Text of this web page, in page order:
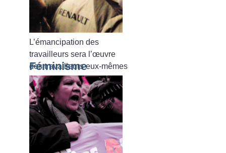
L’émancipation des
travailleurs sera l’œuvre
des travailleurs eux-mêmes
Féminisme